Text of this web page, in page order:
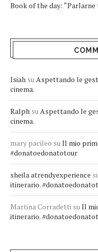
Book of the day: “Parlarne
Isiah suAspettando le
cinema.
Ralph suAspettando le
cinema.
mary pacileo suIl mio
#donatoedonatotour
sheila atrendyexperience
itinerario.
Martina Corradetti suIl
itinerario.